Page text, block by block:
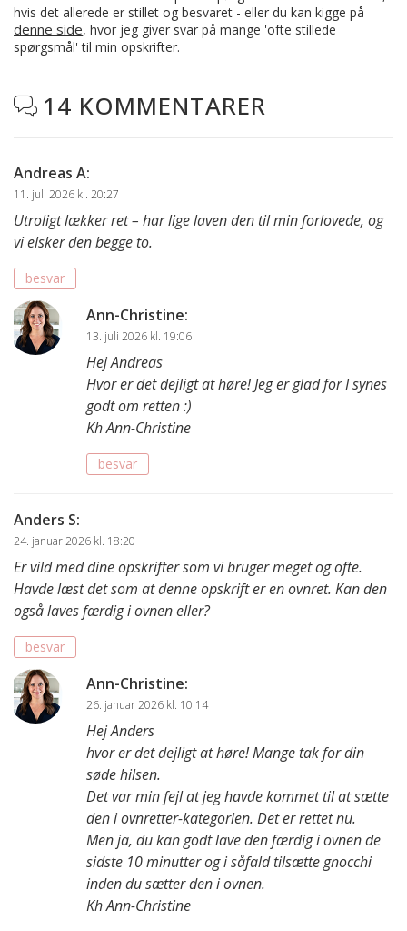
hvis det allerede er stillet og besvaret - eller du kan kigge på
denne side, hvor jeg giver svar på mange 'ofte stillede
spørgsmål' til min opskrifter.
 14 KOMMENTARER
Andreas A:
11. juli 2026 kl. 20:27
Utroligt lækker ret – har lige laven den til min forlovede, og
vi elsker den begge to.
besvar
Ann-Christine:
13. juli 2026 kl. 19:06
Hej Andreas
Hvor er det dejligt at høre! Jeg er glad for I synes
godt om retten :)
Kh Ann-Christine
besvar
Anders S:
24. januar 2026 kl. 18:20
Er vild med dine opskrifter som vi bruger meget og ofte.
Havde læst det som at denne opskrift er en ovnret. Kan den
også laves færdig i ovnen eller?
besvar
Ann-Christine:
26. januar 2026 kl. 10:14
Hej Anders
hvor er det dejligt at høre! Mange tak for din
søde hilsen.
Det var min fejl at jeg havde kommet til at sætte
den i ovnretter-kategorien. Det er rettet nu.
Men ja, du kan godt lave den færdig i ovnen de
sidste 10 minutter og i såfald tilsætte gnocchi
inden du sætter den i ovnen.
Kh Ann-Christine